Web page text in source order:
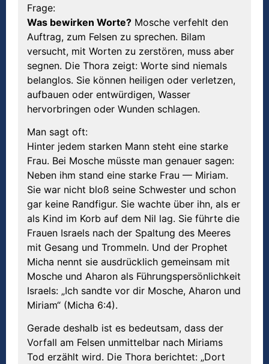
Frage:
Was bewirken Worte? Mosche verfehlt den
Auftrag, zum Felsen zu sprechen. Bilam
versucht, mit Worten zu zerstören, muss aber
segnen. Die Thora zeigt: Worte sind niemals
belanglos. Sie können heiligen oder verletzen,
aufbauen oder entwürdigen, Wasser
hervorbringen oder Wunden schlagen.
Man sagt oft:
Hinter jedem starken Mann steht eine starke
Frau. Bei Mosche müsste man genauer sagen:
Neben ihm stand eine starke Frau — Miriam.
Sie war nicht bloß seine Schwester und schon
gar keine Randfigur. Sie wachte über ihn, als er
als Kind im Korb auf dem Nil lag. Sie führte die
Frauen Israels nach der Spaltung des Meeres
mit Gesang und Trommeln. Und der Prophet
Micha nennt sie ausdrücklich gemeinsam mit
Mosche und Aharon als Führungspersönlichkeit
Israels: „Ich sandte vor dir Mosche, Aharon und
Miriam“ (Micha 6:4).
Gerade deshalb ist es bedeutsam, dass der
Vorfall am Felsen unmittelbar nach Miriams
Tod erzählt wird. Die Thora berichtet: „Dort